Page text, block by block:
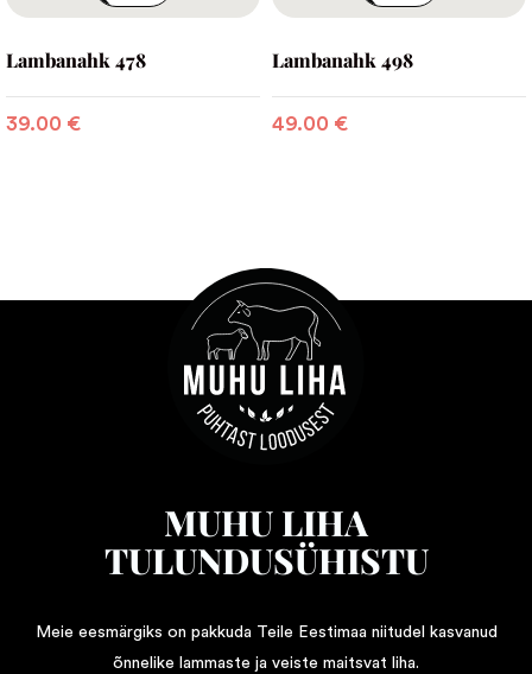
Lambanahk 478
39.00 €
Lambanahk 498
49.00 €
MUHU LIHA
TULUNDUSÜHISTU
Meie eesmärgiks on pakkuda Teile Eestimaa niitudel kasvanud
õnnelike lammaste ja veiste maitsvat liha.